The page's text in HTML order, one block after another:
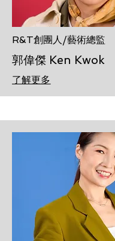
R&T創團人/藝術總監
郭偉傑 Ken Kwok
了解更多